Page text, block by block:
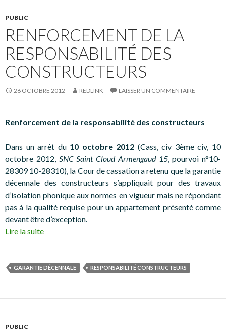
PUBLIC
RENFORCEMENT DE LA
RESPONSABILITÉ DES
CONSTRUCTEURS
26 OCTOBRE 2012 REDLINK LAISSER UN COMMENTAIRE
Renforcement de la responsabilité des constructeurs
Dans un arrêt du 10 octobre 2012 (Cass, civ 3ème civ, 10
octobre 2012, SNC Saint Cloud Armengaud 15, pourvoi n°10-
28309 10-28310), la Cour de cassation a retenu que la garantie
décennale des constructeurs s’appliquait pour des travaux
d’isolation phonique aux normes en vigueur mais ne répondant
pas à la qualité requise pour un appartement présenté comme
devant être d’exception.
Lire la suite
GARANTIE DÉCENNALE RESPONSABILITÉ CONSTRUCTEURS
PUBLIC